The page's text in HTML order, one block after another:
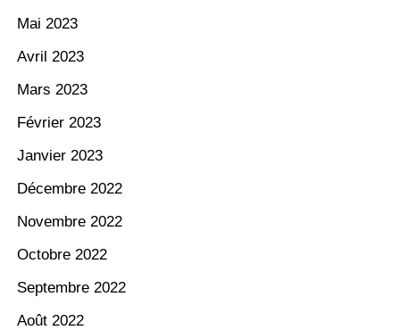
Mai 2023
Avril 2023
Mars 2023
Février 2023
Janvier 2023
Décembre 2022
Novembre 2022
Octobre 2022
Septembre 2022
Août 2022